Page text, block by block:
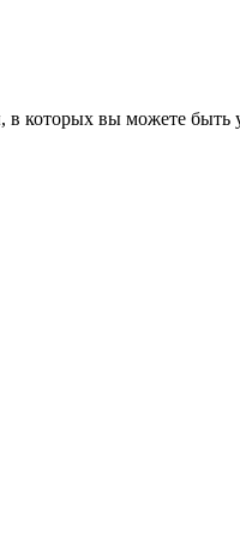
которых вы можете быть